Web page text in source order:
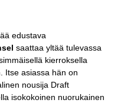
edustava
saattaa yltää tulevassa
kierroksella
Itse asiassa hän on
nousija Draft
isokokoinen nuorukainen